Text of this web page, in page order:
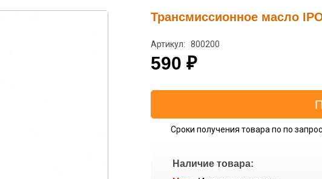
Трансмиссионное масло
Артикул: 800200
590 ₽
Сроки получения товара по по
Наличие товара: